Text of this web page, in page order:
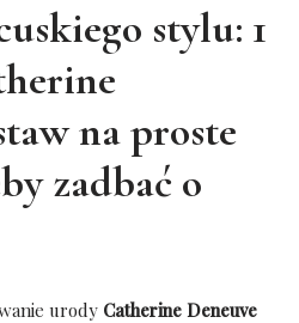
stylu: 1
na proste
zadbać o
urody Catherine Deneuve